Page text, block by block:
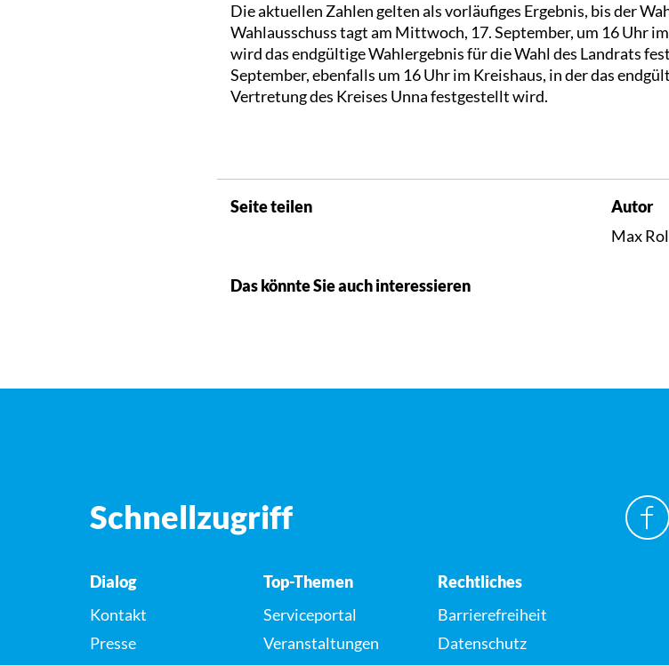
Die aktuellen Zahlen gelten als vorläufiges Ergebnis, bis der
Wahlausschuss tagt am Mittwoch, 17. September, um 16 Uhr
wird das endgültige Wahlergebnis für die Wahl des Landrats
September, ebenfalls um 16 Uhr im Kreishaus, in der das
Vertretung des Kreises Unna festgestellt wird.
Seite teilen
Autor
Max
Das könnte Sie auch interessieren
Schnellzugriff
Dialog
Kontakt
Presse
Top-Themen
Serviceportal
Veranstaltungen
Rechtliches
Barrierefreiheit
Datenschutz